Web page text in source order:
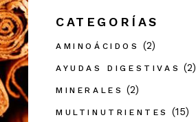
CATEGORÍAS
AMINOÁCIDOS (2)
AYUDAS DIGESTIVAS (2)
MINERALES (2)
MULTINUTRIENTES (15)